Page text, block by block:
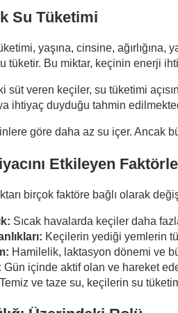
Su Tüketimi
yaşına, cinsine,
tüketir. Bu miktar, keçinin enerji
süt veren keçiler, su tüketimi
ihtiyaç duyduğu tahmin
göre daha az su içer. Ancak
Etkileyen
birçok faktöre bağlı olarak
Sıcak havalarda keçiler daha
Keçilerin yediği yemlerin
Hamilelik, laktasyon dönemi ve
Gün içinde aktif olan ve hareket
Temiz ve taze su, keçilerin su